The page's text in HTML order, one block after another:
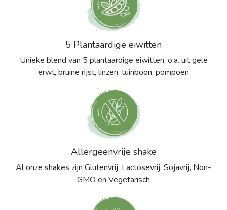
5 Plantaardige eiwitten
Unieke blend van 5 plantaardige eiwitten, o.a. uit gele
erwt, bruine rijst, linzen, tuinboon, pompoen
Allergeenvrije shake
Al onze shakes zijn Glutenvrij, Lactosevrij, Sojavrij, Non-
GMO en Vegetarisch